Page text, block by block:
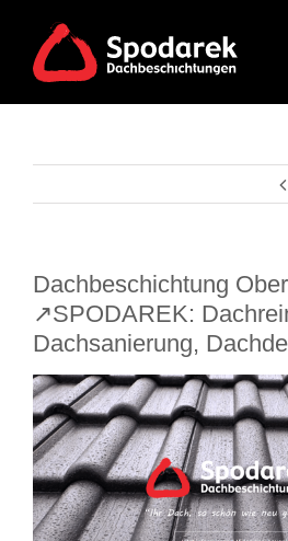
content
Dachbeschichtung
↗️SPODAREK:
Dachsanierung,